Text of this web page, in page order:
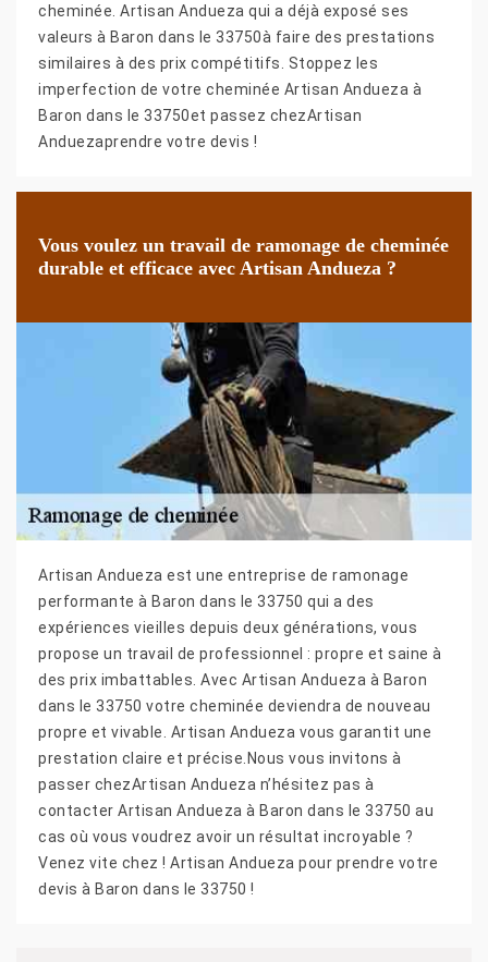
cheminée. Artisan Andueza qui a déjà exposé ses
valeurs à Baron dans le 33750à faire des prestations
similaires à des prix compétitifs. Stoppez les
imperfection de votre cheminée Artisan Andueza à
Baron dans le 33750et passez chezArtisan
Anduezaprendre votre devis !
Vous voulez un travail de ramonage de cheminée
durable et efficace avec Artisan Andueza ?
Artisan Andueza est une entreprise de ramonage
performante à Baron dans le 33750 qui a des
expériences vieilles depuis deux générations, vous
propose un travail de professionnel : propre et saine à
des prix imbattables. Avec Artisan Andueza à Baron
dans le 33750 votre cheminée deviendra de nouveau
propre et vivable. Artisan Andueza vous garantit une
prestation claire et précise.Nous vous invitons à
passer chezArtisan Andueza n’hésitez pas à
contacter Artisan Andueza à Baron dans le 33750 au
cas où vous voudrez avoir un résultat incroyable ?
Venez vite chez ! Artisan Andueza pour prendre votre
devis à Baron dans le 33750 !